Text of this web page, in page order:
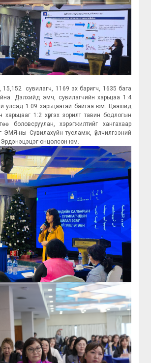
сувилагч, 1169 эх баригч, 1635 бага
Дэлхийд эмч, сувилагчийн харьцаа 1:4
улсад 1:09 харьцаатай байгаа юм. Цаашид
харьцааг 1:2 хүргэх зорилт тавин бодлогын
боловсруулан, хэрэгжилтийг хангахаар
ЭМЯ-ны Сувилахуйн тусламж, үйлчилгээний
онцолсон юм.